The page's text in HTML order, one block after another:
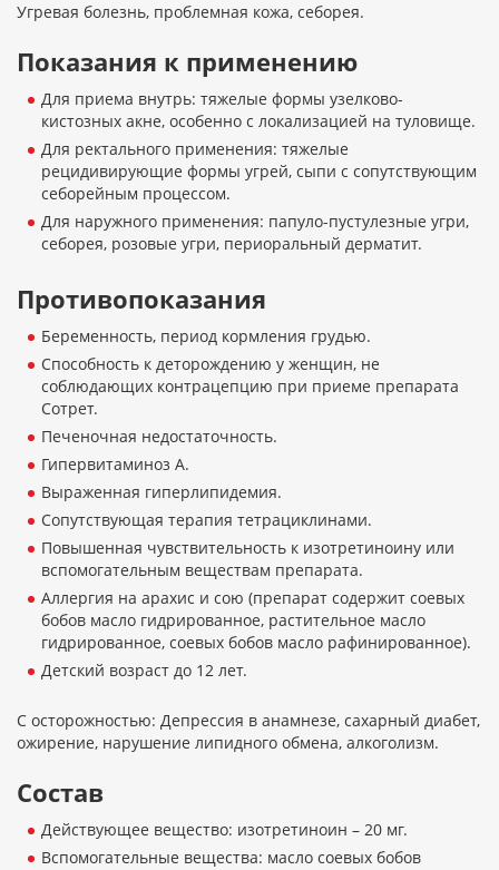
Угревая болезнь, проблемная кожа, себорея.
Показания к применению
Для приема внутрь: тяжелые формы узелково-
кистозных акне, особенно с локализацией на туловище.
Для ректального применения: тяжелые
рецидивирующие формы угрей, сыпи с сопутствующим
себорейным процессом.
Для наружного применения: папуло-пустулезные угри,
себорея, розовые угри, периоральный дерматит.
Противопоказания
Беременность, период кормления грудью.
Способность к деторождению у женщин, не
соблюдающих контрацепцию при приеме препарата
Сотрет.
Печеночная недостаточность.
Гипервитаминоз А.
Выраженная гиперлипидемия.
Сопутствующая терапия тетрациклинами.
Повышенная чувствительность к изотретиноину или
вспомогательным веществам препарата.
Аллергия на арахис и сою (препарат содержит соевых
бобов масло гидрированное, растительное масло
гидрированное, соевых бобов масло рафинированное).
Детский возраст до 12 лет.
С осторожностью: Депрессия в анамнезе, сахарный диабет,
ожирение, нарушение липидного обмена, алкоголизм.
Состав
Действующее вещество: изотретиноин – 20 мг.
Вспомогательные вещества: масло соевых бобов